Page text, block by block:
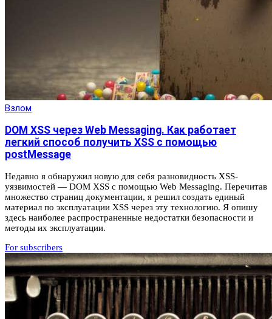
Взлом
DOM XSS через Web Messaging. Как работает
легкий способ получить XSS с помощью
postMessage
Недавно я обнаружил новую для себя разновидность XSS-
уязвимостей — DOM XSS с помощью Web Messaging. Перечитав
множество страниц документации, я решил создать единый
материал по эксплуатации XSS через эту технологию. Я опишу
здесь наиболее распространенные недостатки безопасности и
методы их эксплуатации.
For subscribers